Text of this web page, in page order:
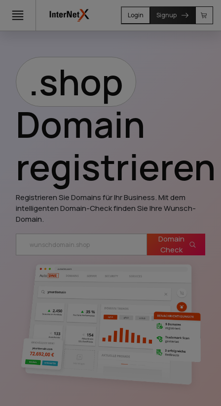
Login Signup
.shop
Domain
registrieren
Registrieren Sie Domains für Ihr Business. Mit dem
intelligenten Domain-Check finden Sie Ihre Wunsch-
Domain.
Domain
Check